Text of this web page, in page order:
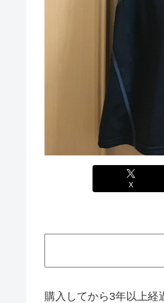
X
購入してから3年以上経